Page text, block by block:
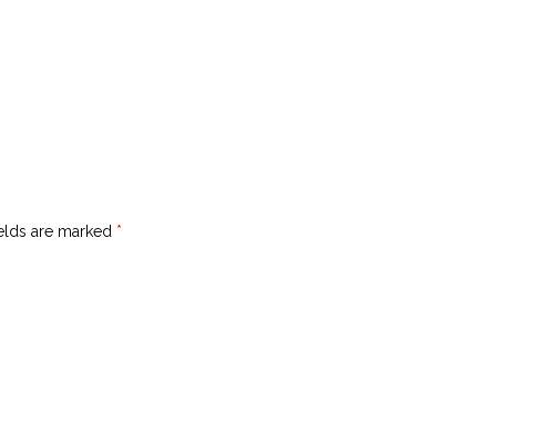
are marked *